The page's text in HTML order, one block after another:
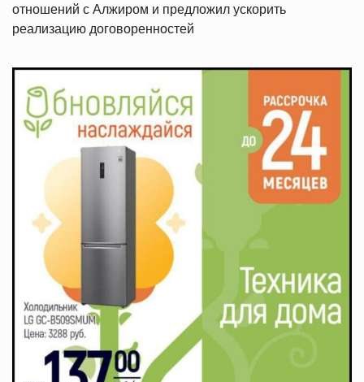
отношений с Алжиром и предложил ускорить
реализацию договоренностей